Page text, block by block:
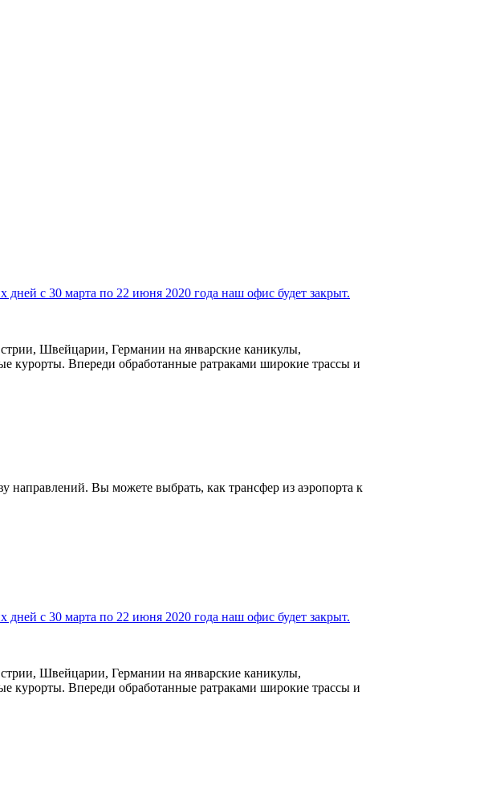
с 30 марта по 22 июня 2020 года наш офис будет закрыт.
Швейцарии, Германии на январские каникулы,
курорты. Впереди обработанные ратраками широкие трассы и
направлений. Вы можете выбрать, как трансфер из аэропорта к
с 30 марта по 22 июня 2020 года наш офис будет закрыт.
Швейцарии, Германии на январские каникулы,
курорты. Впереди обработанные ратраками широкие трассы и